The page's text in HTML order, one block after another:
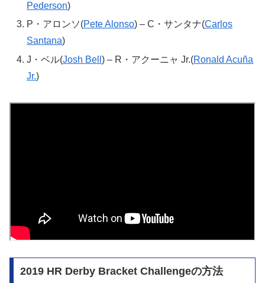
Pederson)
P・アロンソ(Pete Alonso) – C・サンタナ(Carlos
Santana)
J・ベル(Josh Bell) – R・アクーニャ Jr.(Ronald Acuña
Jr.)
2019 HR Derby Bracket Challengeの方法